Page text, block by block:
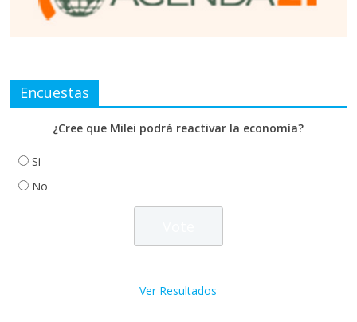
Encuestas
¿Cree que Milei podrá reactivar la economía?
Si
No
Ver Resultados